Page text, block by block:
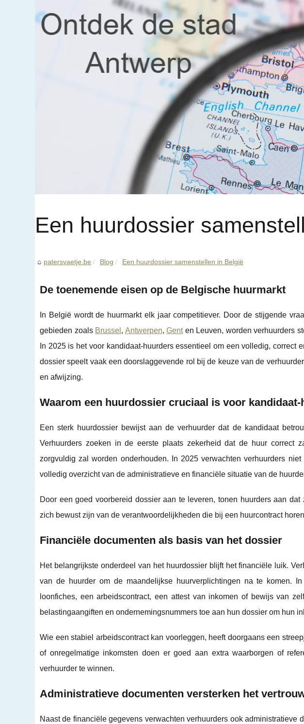
Een huurdossier
patersvaetje.be Blog Een huurdossier samenstellen in België
De toenemende eisen op de Belgische huurmarkt
In België wordt de huurmarkt elk jaar competitiever. Door de stijgende
gebieden zoals Brussel , Antwerpen,Genten Leuven, worden verhuurders
In 2025 is het voor kandidaat-huurders essentieel om een volledig, correct
dossier speelt vaak een doorslaggevende rol bij de keuze van de
en afwijzing.
Waarom een huurdossier cruciaal is voor
Een sterk huurdossier bewijst aan de verhuurder dat de kandidaat
Verhuurders zoeken in de eerste plaats zekerheid dat de huur correct
zorgvuldig zal worden onderhouden. In 2025 verwachten verhuurders
volledig overzicht van de administratieve en financiële situatie van de
Door een goed voorbereid dossier aan te leveren, tonen huurders aan
zich bewust zijn van de verantwoordelijkheden die bij een huurcontract
Financiële documenten als basis van het dossier
Het belangrijkste onderdeel van het huurdossier blijft het financiële luik.
van de huurder om de maandelijkse huurverplichtingen na te komen.
loonfiches, een arbeidscontract, een attest van inkomen of bewijs van
belastingaangiften en ondernemingsnummers toe aan hun dossier om hun
Wie een stabiel arbeidscontract kan voorleggen, heeft doorgaans een
of onregelmatige inkomsten doen er goed aan extra waarborgen of
verhuurder te winnen.
Administratieve documenten versterken het
Naast de financiële gegevens verwachten verhuurders ook administratieve